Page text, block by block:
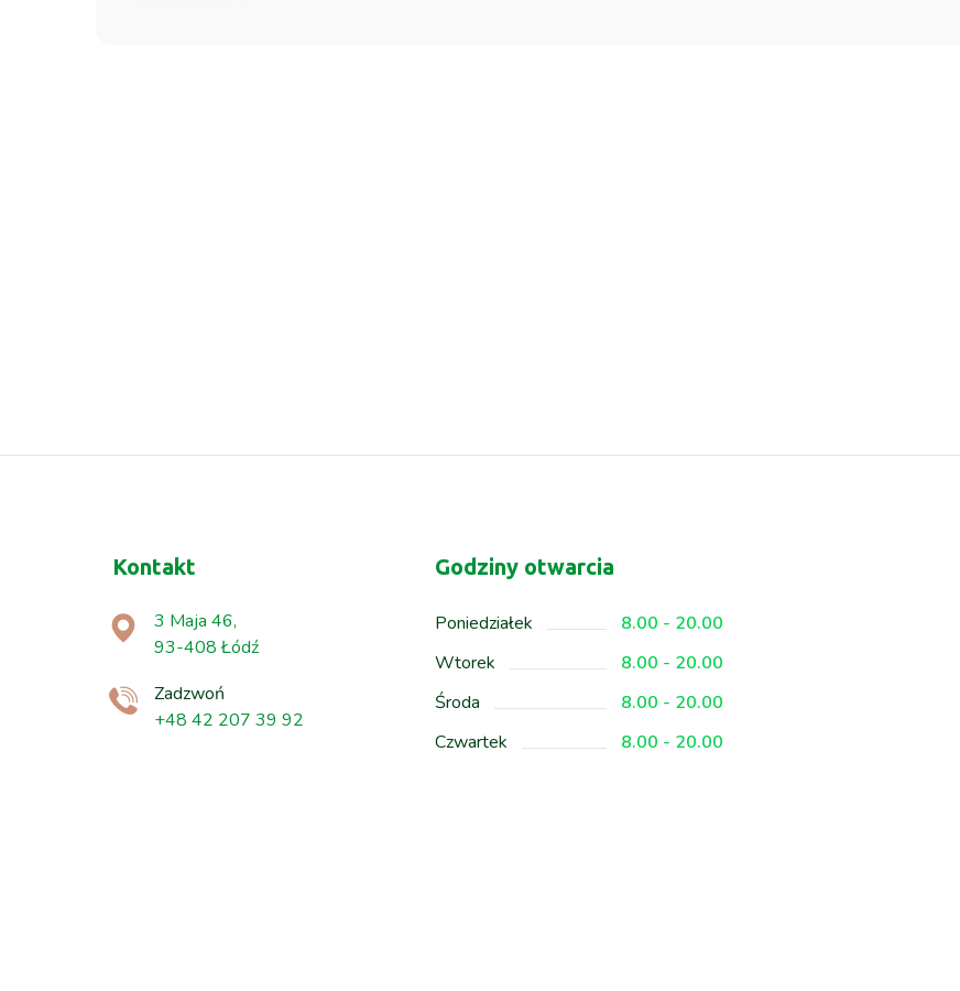
Kontakt
3 Maja 46,
93-408 Łódź
Zadzwoń
+48 42 207 39 92
Godziny otwarcia
Poniedziałek
8.00 - 20.00
Wtorek
8.00 - 20.00
Środa
8.00 - 20.00
Czwartek
8.00 - 20.00